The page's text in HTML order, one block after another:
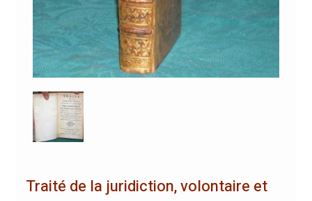
Traité de la juridiction, volontaire et